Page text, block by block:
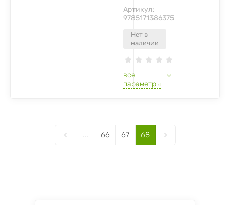
Нет в
наличии
Артикул:
9785171386375
все
параметры
... 66 67 68